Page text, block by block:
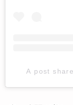
A post